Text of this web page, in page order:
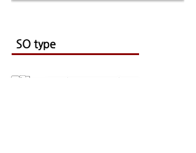
SO type